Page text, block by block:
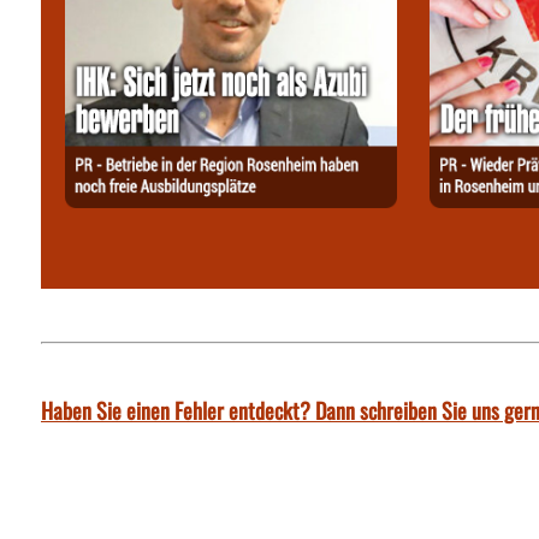
Haben Sie einen Fehler entdeckt? Dann schreiben Sie uns